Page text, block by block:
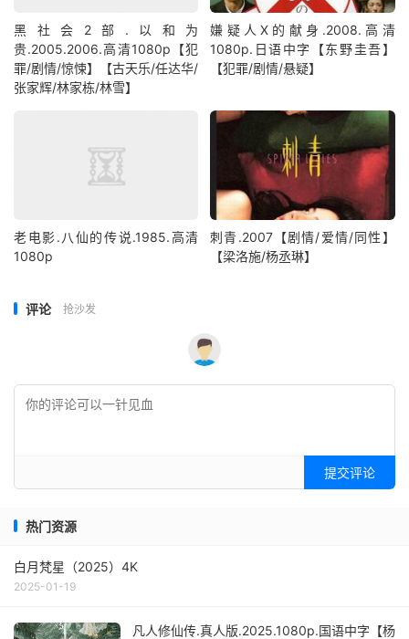
黑社会2部.以和为
贵.2005.2006.高清1080p【犯
罪/剧情/惊悚】【古天乐/任达华/
张家辉/林家栋/林雪】
嫌疑人X的献身.2008.高清
1080p.日语中字【东野圭吾】
【犯罪/剧情/悬疑】
老电影.八仙的传说.1985.高清
1080p
刺青.2007【剧情/爱情/同性】
【梁洛施/杨丞琳】
评论 抢沙发
提交评论
热门资源
白月梵星（2025）4K
2025-01-19
凡人修仙传.真人版.2025.1080p.国语中字【杨